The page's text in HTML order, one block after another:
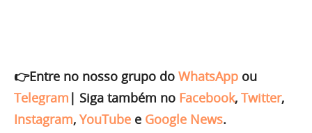
👉Entre no nosso grupo do WhatsApp ou
Telegram | Siga também no Facebook, Twitter,
Instagram, YouTube e Google News.